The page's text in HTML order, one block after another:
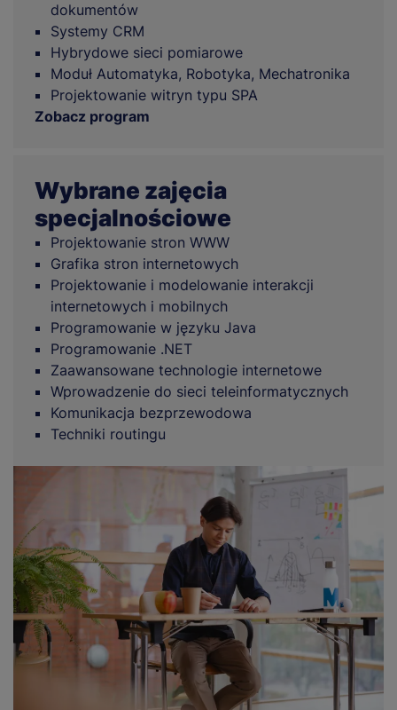
dokumentów
Systemy CRM
Hybrydowe sieci pomiarowe
Moduł Automatyka, Robotyka, Mechatronika
Projektowanie witryn typu SPA
Zobacz program
Wybrane zajęcia
specjalnościowe
Projektowanie stron WWW
Grafika stron internetowych
Projektowanie i modelowanie interakcji
internetowych i mobilnych
Programowanie w języku Java
Programowanie .NET
Zaawansowane technologie internetowe
Wprowadzenie do sieci teleinformatycznych
Komunikacja bezprzewodowa
Techniki routingu